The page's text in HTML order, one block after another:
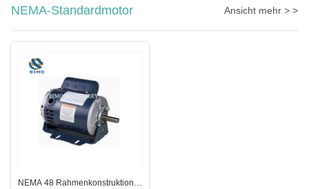
NEMA-Standardmotor Ansicht mehr > >
NEMA 48 Rahmenkonstruktion N